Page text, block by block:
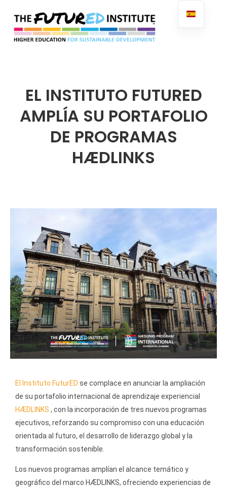
EL INSTITUTO FUTURED
AMPLÍA SU PORTAFOLIO
DE PROGRAMAS
HÆDLINKS
El Instituto FuturED se complace en anunciar la ampliación
de su portafolio internacional de aprendizaje experiencial
HÆDLINKS , con la incorporación de tres nuevos programas
ejecutivos, reforzando su compromiso con una educación
orientada al futuro, el desarrollo de liderazgo global y la
transformación sostenible.
Los nuevos programas amplían el alcance temático y
geográfico del marco HÆDLINKS, ofreciendo experiencias de